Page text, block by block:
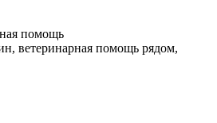
помощь
ветеринарная помощь рядом,